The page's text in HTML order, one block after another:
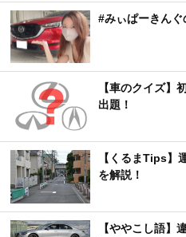
#みぃぱーきんぐ
【車のクイズ】
出題！
【くるまTips】
を解説！
【ややこし語】